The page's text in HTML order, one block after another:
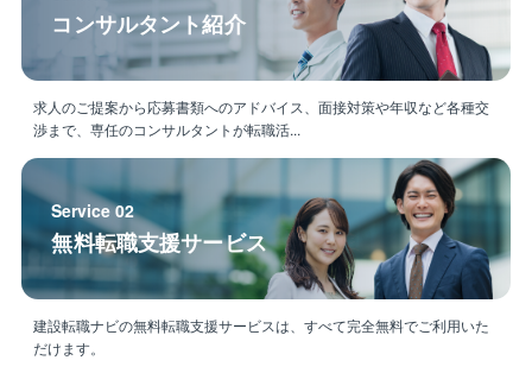
評価は高いものがあり、同社は川崎重工業の代理店と
して、メーカーと協調して受注を拡大していきます。
■電気技術を通じて社会に奉仕する技術商社。コンサル
■大手電機メーカーの販売代理店として50年以上の歴史
ある企業。技術交流/人事交流や教育制度が整備されて
います。
働き方については、通常期（閑散期）、繁忙期で異な
コンサルタント紹介
求人のご提案から応募書類へのアドバイス、面接対策や年収など各種交
渉まで、専任のコンサルタントが転職活...
Service 02
無料転職支援サービス
建設転職ナビの無料転職支援サービスは、すべて完全無料でご利用いた
だけます。